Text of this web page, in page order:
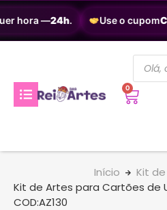
hora —24h. Use o cupom
0
Início
Kit
Kit de Artes para Cartões de
COD:AZ130